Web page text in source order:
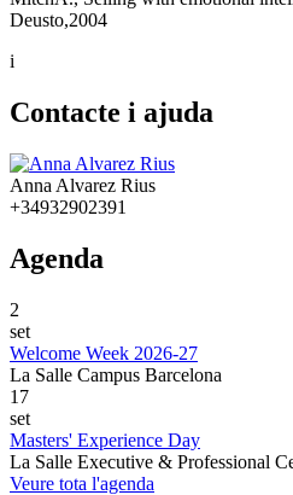
Deusto,2004
i
Contacte i ajuda
Anna Alvarez Rius
+34932902391
Agenda
2
set
Welcome Week 2026-27
La Salle Campus Barcelona
17
set
Masters' Experience Day
La Salle Executive & Professional
Veure tota l'agenda